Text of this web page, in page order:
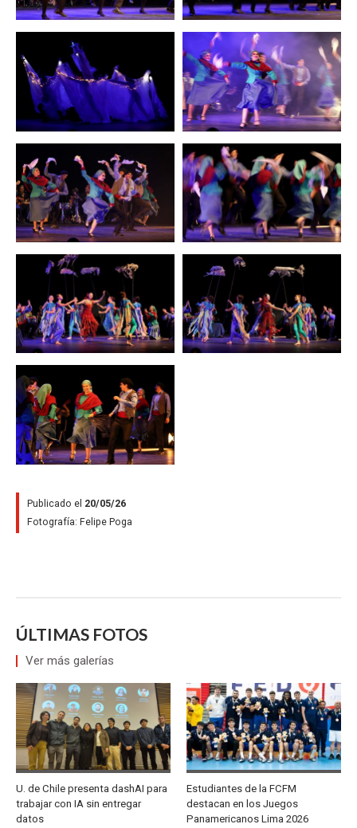
Zoom
Zoom
Zoom Zoom
Zoom
Publicado el 20/05/26
Fotografía: Felipe Poga
ÚLTIMAS FOTOS
Ver más galerías
U. de Chile presenta dashAI para
trabajar con IA sin entregar
datos
Estudiantes de la FCFM
destacan en los Juegos
Panamericanos Lima 2026